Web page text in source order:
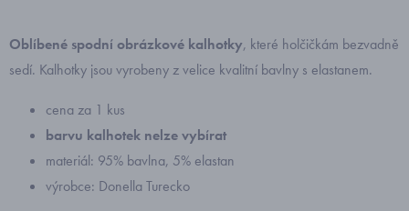
Oblíbené spodní obrázkové kalhotky, které holčičkám bezvadně
sedí. Kalhotky jsou vyrobeny z velice kvalitní bavlny s elastanem.
cena za 1 kus
barvu kalhotek nelze vybírat
materiál: 95% bavlna, 5% elastan
výrobce: Donella Turecko